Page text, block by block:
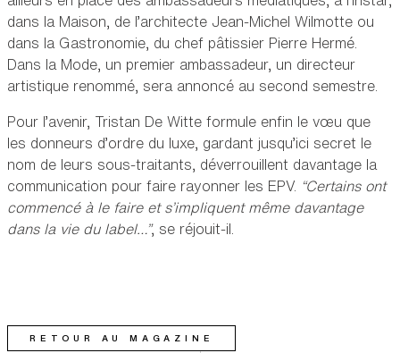
dans la Maison, de l’architecte Jean-Michel Wilmotte ou
dans la Gastronomie, du chef pâtissier Pierre Hermé.
Dans la Mode, un premier ambassadeur, un directeur
artistique renommé, sera annoncé au second semestre.
Pour l’avenir, Tristan De Witte formule enfin le vœu que
les donneurs d’ordre du luxe, gardant jusqu’ici secret le
nom de leurs sous-traitants, déverrouillent davantage la
communication pour faire rayonner les EPV. “Certains ont
commencé à le faire et s’impliquent même davantage
dans la vie du label…”, se réjouit-il.
RETOUR AU MAGAZINE